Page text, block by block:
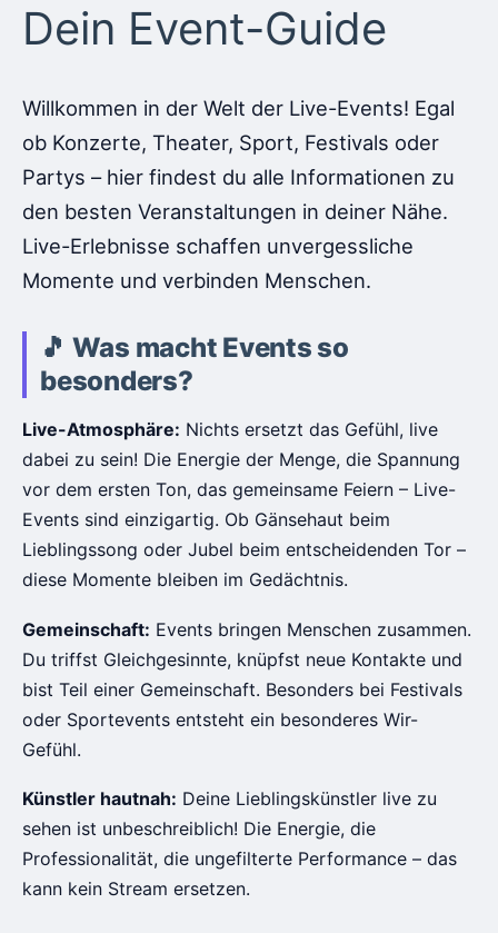
Dein Event-Guide
Willkommen in der Welt der Live-Events! Egal
ob Konzerte, Theater, Sport, Festivals oder
Partys – hier findest du alle Informationen zu
den besten Veranstaltungen in deiner Nähe.
Live-Erlebnisse schaffen unvergessliche
Momente und verbinden Menschen.
🎵 Was macht Events so
besonders?
Live-Atmosphäre: Nichts ersetzt das Gefühl, live
dabei zu sein! Die Energie der Menge, die Spannung
vor dem ersten Ton, das gemeinsame Feiern – Live-
Events sind einzigartig. Ob Gänsehaut beim
Lieblingssong oder Jubel beim entscheidenden Tor –
diese Momente bleiben im Gedächtnis.
Gemeinschaft: Events bringen Menschen zusammen.
Du triffst Gleichgesinnte, knüpfst neue Kontakte und
bist Teil einer Gemeinschaft. Besonders bei Festivals
oder Sportevents entsteht ein besonderes Wir-
Gefühl.
Künstler hautnah: Deine Lieblingskünstler live zu
sehen ist unbeschreiblich! Die Energie, die
Professionalität, die ungefilterte Performance – das
kann kein Stream ersetzen.